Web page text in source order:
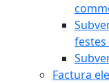
Factura